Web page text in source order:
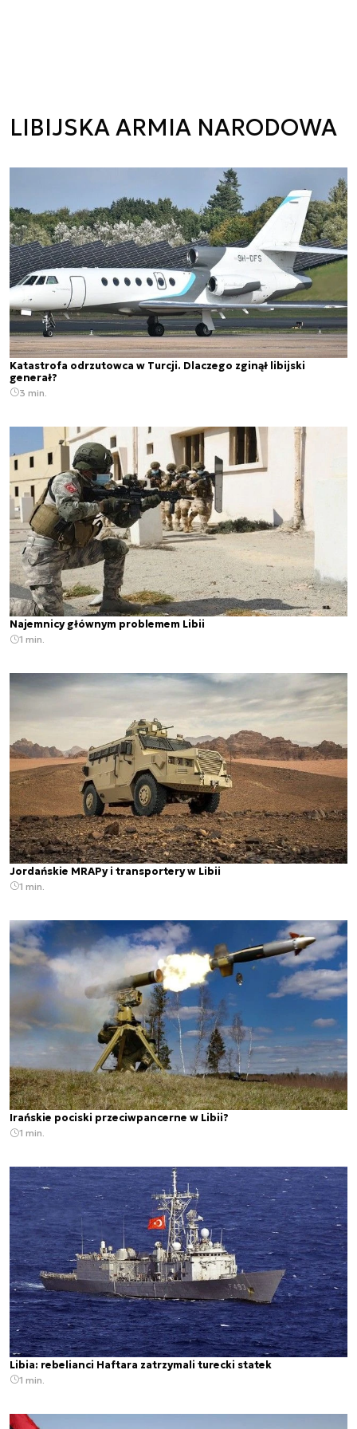
LIBIJSKA ARMIA NARODOWA
Katastrofa odrzutowca w Turcji. Dlaczego zginął libijski
generał?
3 min.
Najemnicy głównym problemem Libii
1 min.
Jordańskie MRAPy i transportery w Libii
1 min.
Irańskie pociski przeciwpancerne w Libii?
1 min.
Libia: rebelianci Haftara zatrzymali turecki statek
1 min.